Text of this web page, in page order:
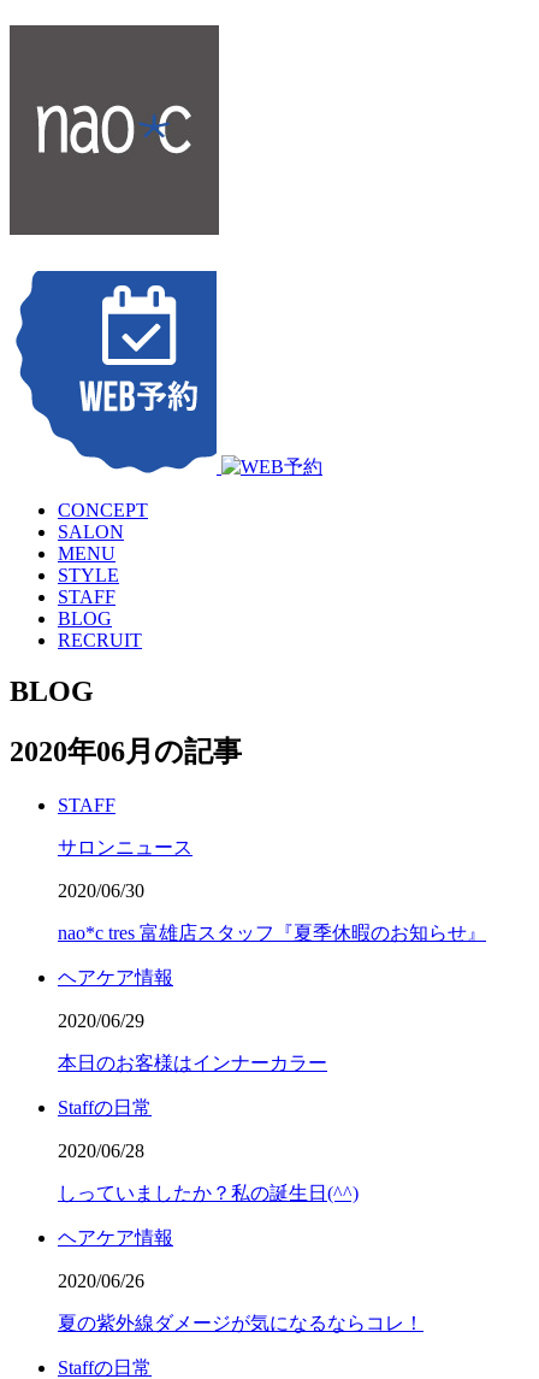
CONCEPT
SALON
MENU
STYLE
STAFF
BLOG
RECRUIT
BLOG
2020年06月の記事
STAFF
サロンニュース
2020/06/30
nao*c tres 富雄店スタッフ『夏季休暇のお知らせ』
ヘアケア情報
2020/06/29
本日のお客様はインナーカラー
Staffの日常
2020/06/28
しっていましたか？私の誕生日(^^)
ヘアケア情報
2020/06/26
夏の紫外線ダメージが気になるならコレ！
Staffの日常